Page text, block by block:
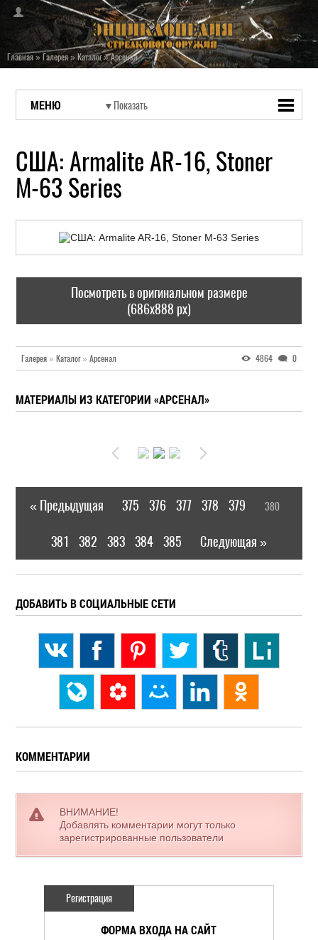
Главная»Галерея»Каталог»Арсенал
МЕНЮ
США: Armalite AR-16, Stoner
M-63 Series
Посмотреть в оригинальном размере
(686x888 px)
Галерея » Каталог» Арсенал 4864 0
МАТЕРИАЛЫ ИЗ КАТЕГОРИИ «АРСЕНАЛ»
« Предыдущая 375 376 377 378 379 380
381 382 383 384 385 Следующая »
ДОБАВИТЬ В СОЦИАЛЬНЫЕ СЕТИ
КОММЕНТАРИИ
ВНИМАНИЕ!
Добавлять комментарии могут только
зарегистрированные пользователи
Регистрация
ФОРМА ВХОДА НА САЙТ